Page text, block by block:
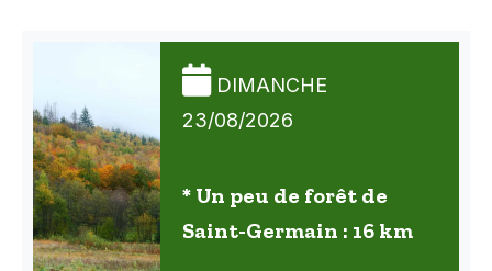
DIMANCHE
23/08/2026
* Un peu de forêt de
Saint-Germain : 16 km